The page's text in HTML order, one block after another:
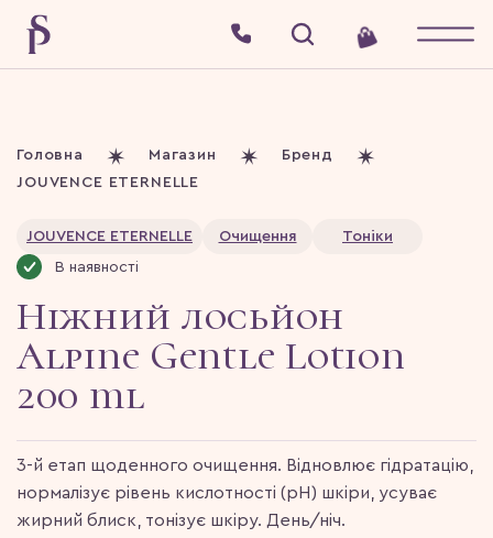
Головна Магазин
Бренд
JOUVENCE ETERNELLE
JOUVENCE ETERNELLE Очищення
Тоніки
В наявності
Ніжний лосьйон
Alpine Gentle Lotion
200 ml
3-й етап щоденного очищення. Відновлює гідратацію,
нормалізує рівень кислотності (pH) шкіри, усуває
жирний блиск, тонізує шкіру. День/ніч.